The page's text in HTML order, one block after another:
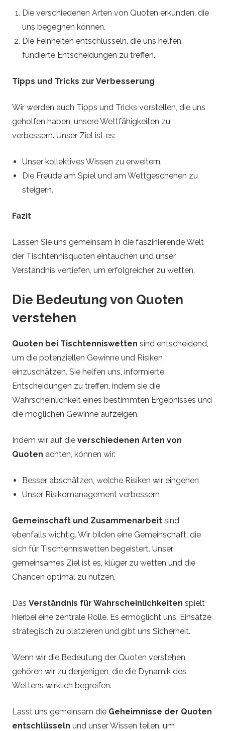
e
T
e
n
n
i
s
B
e
t
s
Die verschiedenen Arten von Quoten erkunden, die
uns begegnen können.
Die Feinheiten entschlüsseln, die uns helfen,
fundierte Entscheidungen zu treffen.
Tipps und Tricks zur Verbesserung
Wir werden auch Tipps und Tricks vorstellen, die uns
geholfen haben, unsere Wettfähigkeiten zu
verbessern. Unser Ziel ist es:
Unser kollektives Wissen zu erweitern.
Die Freude am Spiel und am Wettgeschehen zu
steigern.
Fazit
Lassen Sie uns gemeinsam in die faszinierende Welt
der Tischtennisquoten eintauchen und unser
Verständnis vertiefen, um erfolgreicher zu wetten.
Die Bedeutung von Quoten
verstehen
Quoten bei Tischtenniswetten sind entscheidend,
um die potenziellen Gewinne und Risiken
einzuschätzen. Sie helfen uns, informierte
Entscheidungen zu treffen, indem sie die
Wahrscheinlichkeit eines bestimmten Ergebnisses und
die möglichen Gewinne aufzeigen.
Indem wir auf die verschiedenen Arten von
Quoten achten, können wir:
Besser abschätzen, welche Risiken wir eingehen
Unser Risikomanagement verbessern
Gemeinschaft und Zusammenarbeit sind
ebenfalls wichtig. Wir bilden eine Gemeinschaft, die
sich für Tischtenniswetten begeistert. Unser
gemeinsames Ziel ist es, klüger zu wetten und die
Chancen optimal zu nutzen.
Das Verständnis für Wahrscheinlichkeiten spielt
hierbei eine zentrale Rolle. Es ermöglicht uns, Einsätze
strategisch zu platzieren und gibt uns Sicherheit.
Wenn wir die Bedeutung der Quoten verstehen,
gehören wir zu denjenigen, die die Dynamik des
Wettens wirklich begreifen.
Lasst uns gemeinsam die Geheimnisse der Quoten
entschlüsseln und unser Wissen teilen, um